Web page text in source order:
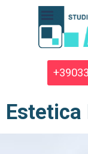
Vai ai contenuti
Salta
Estetica